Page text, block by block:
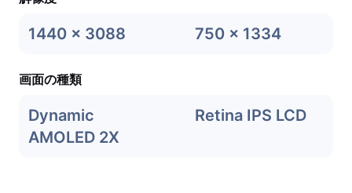
1440 x 3088 750 x 1334
画面の種類
Dynamic
AMOLED 2X
Retina IPS LCD